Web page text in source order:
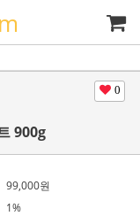
0
900g
99,000원
1%